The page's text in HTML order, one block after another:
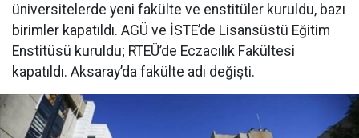
üniversitelerde yeni fakülte ve enstitüler kuruldu, bazı
birimler kapatıldı. AGÜ ve İSTE’de Lisansüstü Eğitim
Enstitüsü kuruldu; RTEÜ’de Eczacılık Fakültesi
kapatıldı. Aksaray’da fakülte adı değişti.